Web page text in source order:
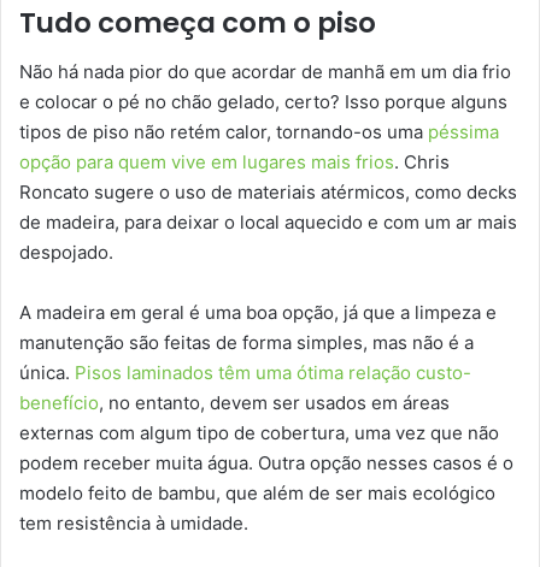
Tudo começa com o piso
Não há nada pior do que acordar de manhã em um dia frio
e colocar o pé no chão gelado, certo? Isso porque alguns
tipos de piso não retém calor, tornando-os uma péssima
opção para quem vive em lugares mais frios. Chris
Roncato sugere o uso de materiais atérmicos, como decks
de madeira, para deixar o local aquecido e com um ar mais
despojado.
A madeira em geral é uma boa opção, já que a limpeza e
manutenção são feitas de forma simples, mas não é a
única. Pisos laminados têm uma ótima relação custo-
benefício, no entanto, devem ser usados em áreas
externas com algum tipo de cobertura, uma vez que não
podem receber muita água. Outra opção nesses casos é o
modelo feito de bambu, que além de ser mais ecológico
tem resistência à umidade.